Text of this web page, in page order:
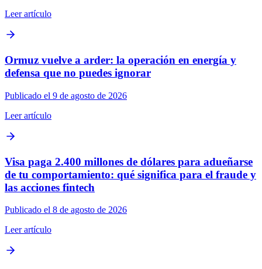
Leer artículo
Ormuz vuelve a arder: la operación en energía y
defensa que no puedes ignorar
Publicado el 9 de agosto de 2026
Leer artículo
Visa paga 2.400 millones de dólares para adueñarse
de tu comportamiento: qué significa para el fraude y
las acciones fintech
Publicado el 8 de agosto de 2026
Leer artículo